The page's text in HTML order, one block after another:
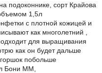
подоконнике, сорт Крайова
1,5л
с плотной кожицей и
как многолетний ,
для выращивания
как он будет дальше
побольше
Бони ММ,